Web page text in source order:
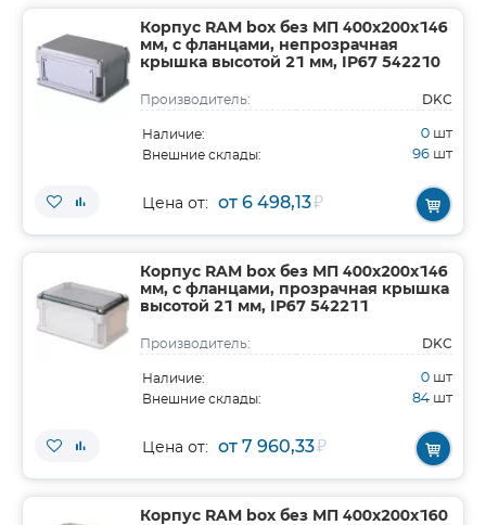
Корпус RAM box без МП 400х200х146
мм, с фланцами, непрозрачная
крышка высотой 21 мм, IP67 542210
Производитель: DKC
Наличие: 0 шт
Внешние склады: 96 шт
Цена от: от 6 498,13₽
Корпус RAM box без МП 400х200х146
мм, с фланцами, прозрачная крышка
высотой 21 мм, IP67 542211
Производитель: DKC
Наличие: 0 шт
Внешние склады: 84 шт
Цена от: от 7 960,33₽
Корпус RAM box без МП 400х200х160